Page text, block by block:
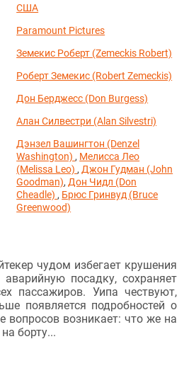
США
Paramount Pictures
Земекис Роберт (Zemeckis Robert)
Роберт Земекис (Robert Zemeckis)
Дон Берджесс (Don Burgess)
Алан Силвестри (Alan Silvestri)
Дэнзел Вашингтон (Denzel
Washington) , Мелисса Лео
(Melissa Leo) , Джон Гудман (John
Goodman), Дон Чидл (Don
Cheadle) , Брюс Гринвуд (Bruce
Greenwood)
чудом избегает крушения
посадку, сохраняет
пассажиров. Уипа чествуют,
появляется подробностей о
вопросов возникает: что же на
борту...